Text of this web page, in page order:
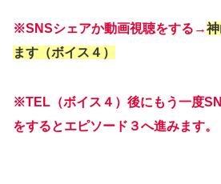
※SNSシェアか動画視聴をする→
ます（ボイス４）
※TEL（ボイス４）後にもう一度
をするとエピソード３へ進みます。